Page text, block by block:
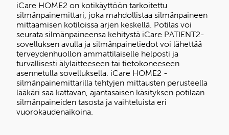
iCare HOME2 on kotikäyttöön tarkoitettu
silmänpainemittari, joka mahdollistaa silmänpaineen
mittaamisen kotiloissa arjen keskellä. Potilas voi
seurata silmänpaineensa kehitystä iCare PATIENT2-
sovelluksen avulla ja silmänpainetiedot voi lähettää
terveydenhuollon ammattilaiselle helposti ja
turvallisesti älylaitteeseen tai tietokoneeseen
asennetulla sovelluksella. iCare HOME2 -
silmänpainemittarilla tehtyjen mittausten perusteella
lääkäri saa kattavan, ajantasaisen käsityksen potilaan
silmänpaineiden tasosta ja vaihteluista eri
vuorokaudenaikoina.